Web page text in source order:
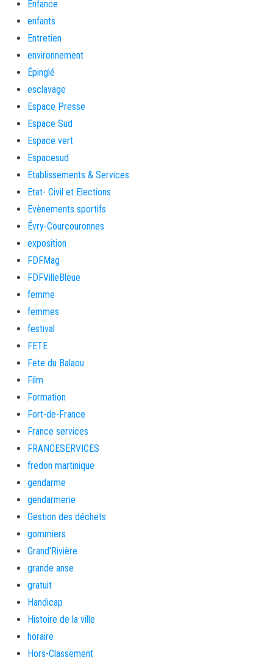
Enfance
enfants
Entretien
environnement
Épinglé
esclavage
Espace Presse
Espace Sud
Espace vert
Espacesud
Etablissements & Services
Etat- Civil et Elections
Evènements sportifs
Évry-Courcouronnes
exposition
FDFMag
FDFVilleBleue
femme
femmes
festival
FETE
Fete du Balaou
Film
Formation
Fort-de-France
France services
FRANCESERVICES
fredon martinique
gendarme
gendarmerie
Gestion des déchets
gommiers
Grand'Rivière
grande anse
gratuit
Handicap
Histoire de la ville
horaire
Hors-Classement